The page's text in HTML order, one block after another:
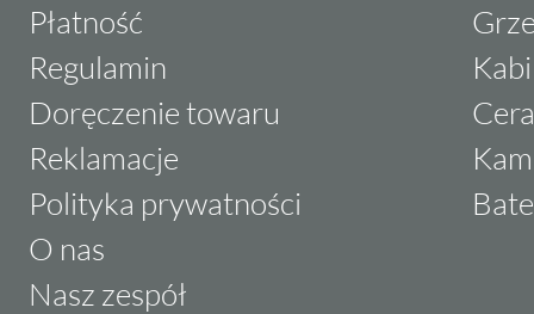
Płatność
Regulamin
Doręczenie towaru
Reklamacje
Polityka prywatności
O nas
Nasz zespół